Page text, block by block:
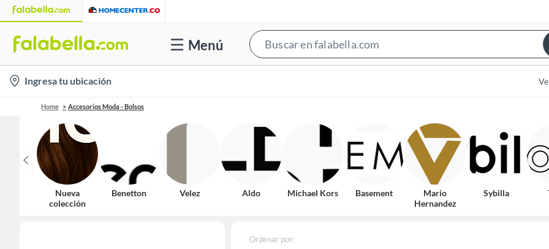
Menú
Bar
location-
icon
Ingresa tu ubicación
Home Accesorios Moda - Bolsos
Nueva
colección
Benetton Velez Aldo Michael Kors Basement
Mario
Hernandez
Sybilla
Ordenar por: